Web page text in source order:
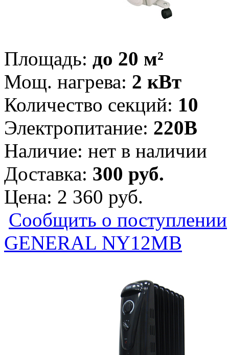
Площадь: до 20 м²
Мощ. нагрева: 2 кВт
Количество секций: 10
Электропитание: 220В
Наличие: нет в наличии
Доставка: 300 руб.
Цена: 2 360 руб.
Сообщить о поступлении
GENERAL NY12МB